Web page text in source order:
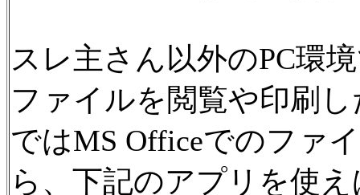
スレ主さん以外のPC環
ファイルを閲覧や印刷
ではMS Officeでのファ
ら、下記のアプリを使